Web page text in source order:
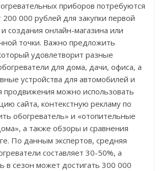
приборов потребуются
000 рублей для закупки первой
создания онлайн-магазина или
точки. Важно предложить
удовлетворит разные
для дома, дачи, офиса, а
устройства для автомобилей и
продвижения можно использовать
сайта, контекстную рекламу по
обогреватель» и «отопительные
а также обзоры и сравнения
По данным экспертов, средняя
составляет 30-50%, а
в сезон может достигать 300 000